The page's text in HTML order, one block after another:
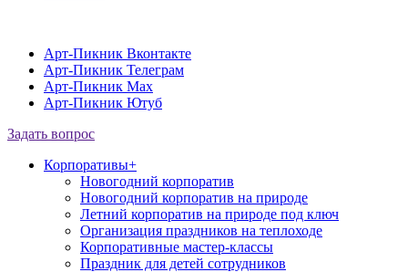
Арт-Пикник Вконтакте
Арт-Пикник Телеграм
Арт-Пикник Max
Арт-Пикник Ютуб
Задать вопрос
Корпоративы+
Новогодний корпоратив
Новогодний корпоратив на природе
Летний корпоратив на природе под ключ
Организация праздников на теплоходе
Корпоративные мастер-классы
Праздник для детей сотрудников